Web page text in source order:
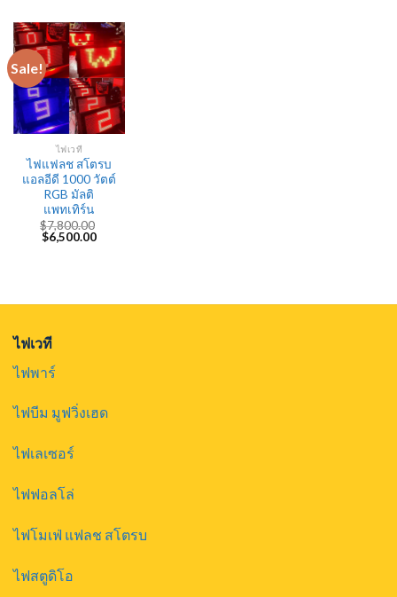
Sale!
ไฟเวที
ไฟแฟลช สโตรบ
แอลอีดี 1000 วัตต์
RGB มัลติ
แพทเทิร์น
$7,800.00
Original
price
$6,500.00Current
ไฟเวที
ไฟพาร์
ไฟบีม มูฟวิ่งเฮด
ไฟเลเซอร์
ไฟฟอลโล่
ไฟโมเฟ่ แฟลช สโตรบ
ไฟสตูดิโอ